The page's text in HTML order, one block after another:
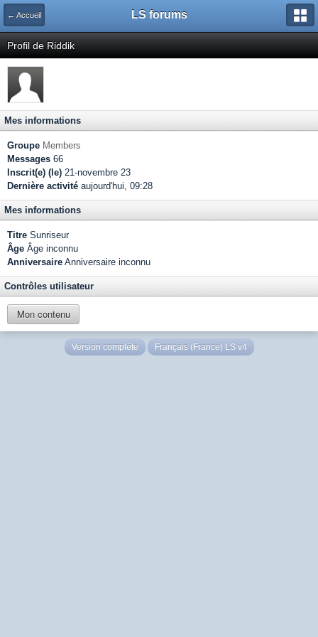
← Accueil LS forums
Profil de Riddik
Mes informations
Groupe Members
Messages 66
Inscrit(e) (le) 21-novembre 23
Dernière activité aujourd'hui, 09:28
Mes informations
Titre Sunriseur
Âge Âge inconnu
Anniversaire Anniversaire inconnu
Contrôles utilisateur
Mon contenu
Version complète Français (France) LS v4